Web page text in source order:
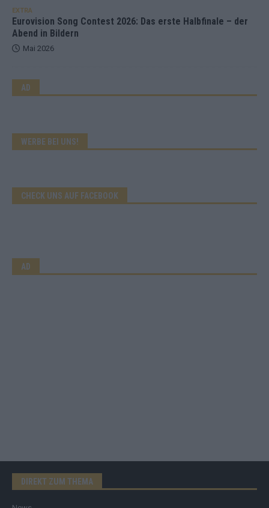
EXTRA
Eurovision Song Contest 2026: Das erste Halbfinale – der
Abend in Bildern
Mai 2026
AD
WERBE BEI UNS!
CHECK UNS AUF FACEBOOK
AD
DIREKT ZUM THEMA